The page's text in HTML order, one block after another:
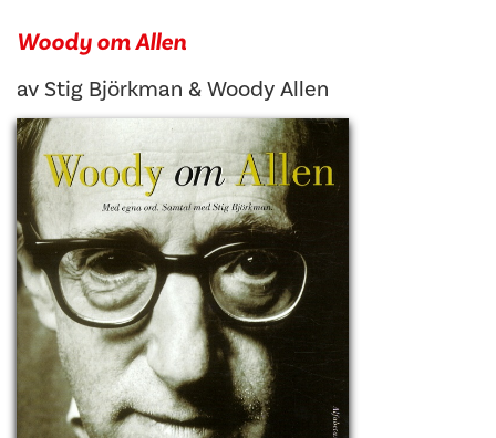
Woody om Allen
avStig Björkman &Woody Allen